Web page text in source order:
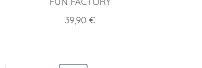
Prix
39,90 €